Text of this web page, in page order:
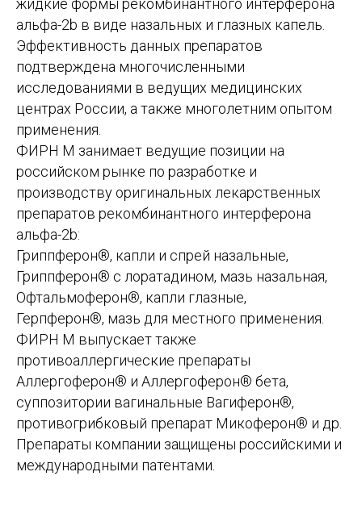
жидкие формы рекомбинантного интерферона
альфа-2b в виде назальных и глазных капель.
Эффективность данных препаратов
подтверждена многочисленными
исследованиями в ведущих медицинских
центрах России, а также многолетним опытом
применения.
ФИРН М занимает ведущие позиции на
российском рынке по разработке и
производству оригинальных лекарственных
препаратов рекомбинантного интерферона
альфа-2b:
Гриппферон®, капли и спрей назальные,
Гриппферон® с лоратадином, мазь назальная,
Офтальмоферон®, капли глазные,
Герпферон®, мазь для местного применения.
ФИРН М выпускает также
противоаллергические препараты
Аллергоферон® и Аллергоферон® бета,
суппозитории вагинальные Вагиферон®,
противогрибковый препарат Микоферон® и др.
Препараты компании защищены российскими и
международными патентами.